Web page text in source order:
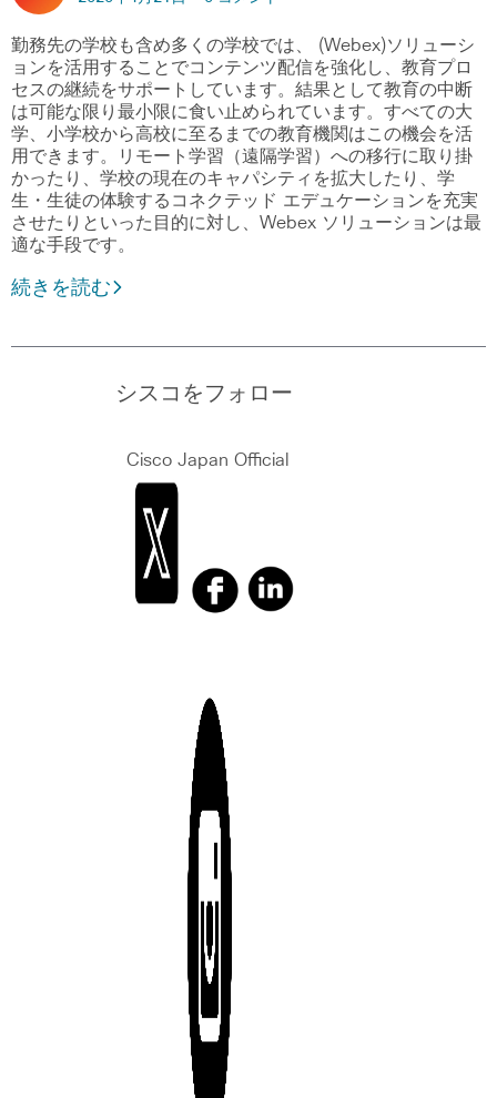
勤務先の学校も含め多くの学校では、 (Webex)ソリューシ
ョンを活用することでコンテンツ配信を強化し、教育プロ
セスの継続をサポートしています。結果として教育の中断
は可能な限り最小限に食い止められています。すべての大
学、小学校から高校に至るまでの教育機関はこの機会を活
用できます。リモート学習（遠隔学習）への移行に取り掛
かったり、学校の現在のキャパシティを拡大したり、学
生・生徒の体験するコネクテッド エデュケーションを充実
させたりといった目的に対し、Webex ソリューションは最
適な手段です。
続きを読む
シスコをフォロー
Cisco Japan Official